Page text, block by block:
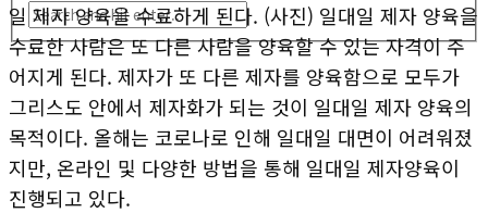
일 제자 양육을 수료하게 된다. (사진) 일대일 제자 양육을
수료한 사람은 또 다른 사람을 양육할 수 있는 자격이 주
어지게 된다. 제자가 또 다른 제자를 양육함으로 모두가
그리스도 안에서 제자화가 되는 것이 일대일 제자 양육의
목적이다. 올해는 코로나로 인해 일대일 대면이 어려워졌
지만, 온라인 및 다양한 방법을 통해 일대일 제자양육이
진행되고 있다.